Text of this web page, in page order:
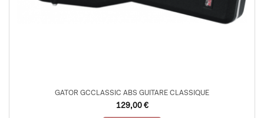
GATOR GCCLASSIC ABS GUITARE CLASSIQUE
129,00 €